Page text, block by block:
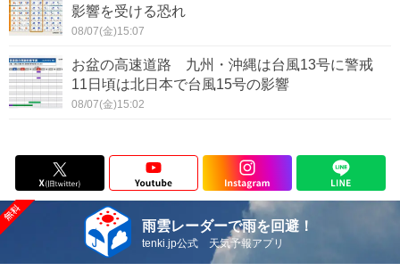
影響を受ける恐れ
08/07(金)15:07
お盆の高速道路 九州・沖縄は台風13号に警戒
11日頃は北日本で台風15号の影響
08/07(金)15:02
雨雲レーダーで雨を回避！
tenki.jp公式 天気予報アプリ